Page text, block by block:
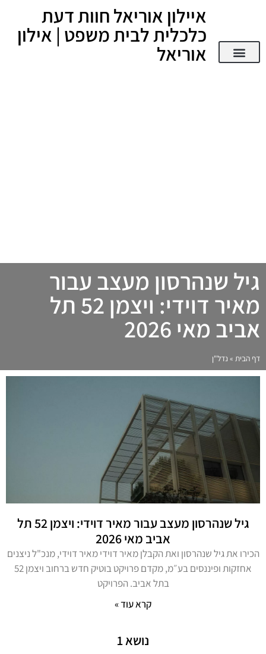
איילון אוריאל חוות דעת
כלכלית לבית משפט | אילון
אוריאל
גיל שנהרסון מעצב עבור
מאיר דוידי: ויצמן 52 תל
אביב מאי 2026
דף הבית » נדל"ן
גיל שנהרסון מעצב עבור מאיר דוידי: ויצמן 52 תל
אביב מאי 2026
הכירו את גיל שנהרסון ואת הקבלן מאיר דוידי מאיר דוידי, מנכ"ל ניצנים
אחזקות ופיננסים בע״מ, מקדם פרויקט בוטיק חדש ברחוב ויצמן 52
בתל אביב. הפרויקט
קרא עוד »
נושא 1